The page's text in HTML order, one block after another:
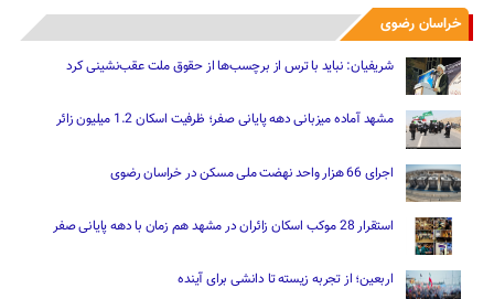
خراسان رضوی
شریفیان: نباید با ترس از برچسب‌ها از حقوق ملت عقب‌نشینی کرد
مشهد آماده میزبانی دهه پایانی صفر؛ ظرفیت اسکان 1.2 میلیون زائر
اجرای 66 هزار واحد نهضت ملی مسکن در خراسان رضوی
استقرار 28 موکب اسکان زائران در مشهد هم زمان با دهه پایانی صفر
اربعین؛ از تجربه زیسته تا دانشی برای آینده